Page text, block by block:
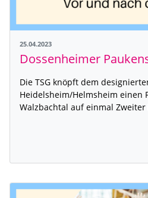
25.04.2023
Dossenheimer
Die TSG knöpft dem
Heidelsheim/Helmsheim einen
Walzbachtal auf einmal